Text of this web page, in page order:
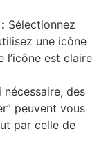
Sélectionnez
une icône
l’icône est claire
nécessaire, des
peuvent vous
par celle de